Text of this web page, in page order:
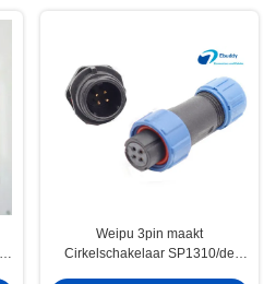
Weipu 3pin maakt
Cirkelschakelaar SP1310/de